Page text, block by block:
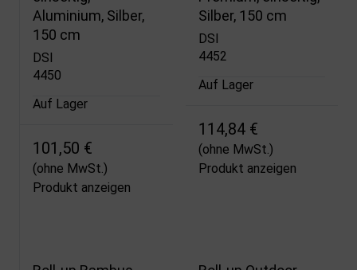
Aluminium, Silber,
150 cm
DSI
4450
Auf Lager
101,50 €
(ohne MwSt.)
Produkt anzeigen
Silber, 150 cm
DSI
4452
Auf Lager
114,84 €
(ohne MwSt.)
Produkt anzeigen